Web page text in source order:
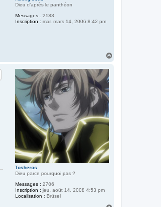
Dieu d'après le panthéon
Messages : 2183
Inscription : mar. mars 14, 2006 8:42 pm
Tosheros
Dieu parce pourquoi pas ?
Messages : 2706
Inscription : jeu. août 14, 2008 4:53 pm
Localisation : Brüsel